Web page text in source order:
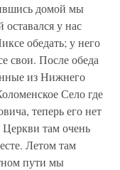
домой мы
оставался у нас
обедать; у него
свои. После обеда
из Нижнего
Село где
теперь его нет
Церкви там очень
Летом там
пути мы